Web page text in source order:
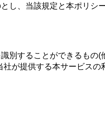
し、当該規定と本ポリシ
別することができるもの(
が提供する本サービスの